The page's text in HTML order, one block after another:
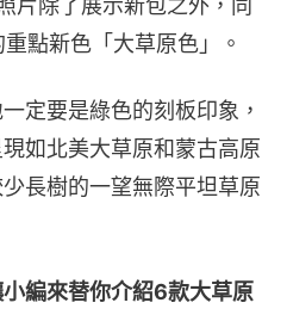
點新色「大草原色」。
定要是綠色的刻板印象，
如北美大草原和蒙古高原
長樹的一望無際平坦草原
編來替你介紹6款大草原